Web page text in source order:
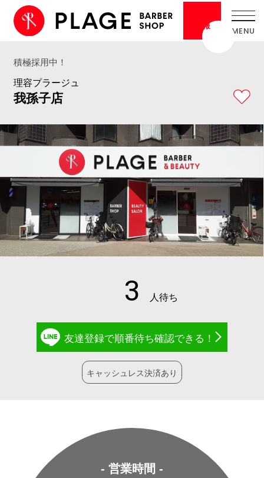
情報
積極採用中！
理容プラージュ
我孫子店
キャッシュレス決済あり
友達登録で順番待ち確認できる！
- 営業時間 -